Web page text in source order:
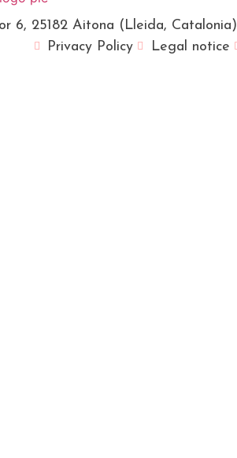
6, 25182 Aitona (Lleida, Catalonia)
Privacy Policy
Legal notice